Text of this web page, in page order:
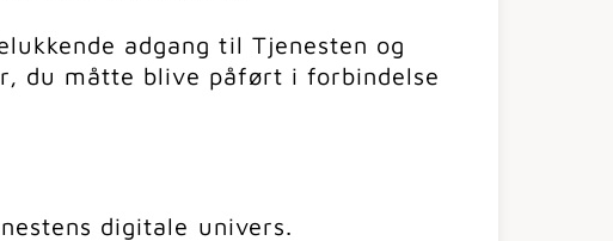
adgang til Tjenesten og
du måtte blive påført i forbindelse
digitale univers.